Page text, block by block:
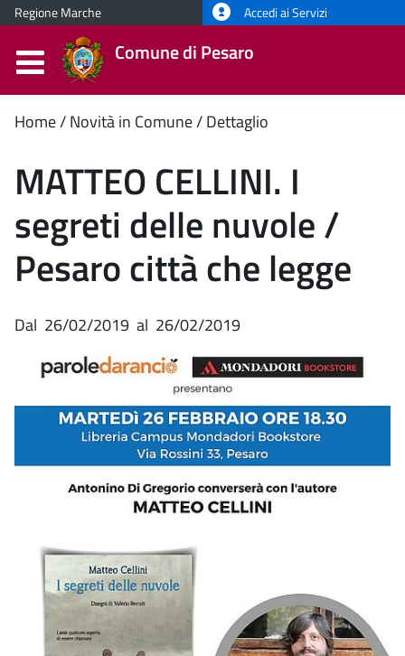
Regione Marche Accedi ai Servizi
Comune di Pesaro
Contenuto
principale
Home Novità in Comune Dettaglio
MATTEO CELLINI. I
segreti delle nuvole /
Pesaro città che legge
Dal 26/02/2019 al 26/02/2019